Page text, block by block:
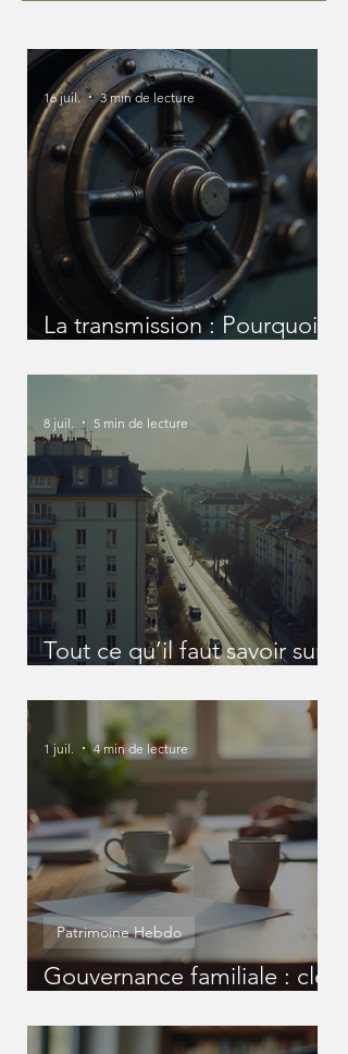
La transmission : Pourquoi
avant qu'il ne soit trop tard
?
16 juil. 3 min de lecture
Tout ce qu’il faut savoir sur
8 juil. 5 min de lecture
Gouvernance familiale : clé
Patrimoine Hebdo
1 juil. 4 min de lecture